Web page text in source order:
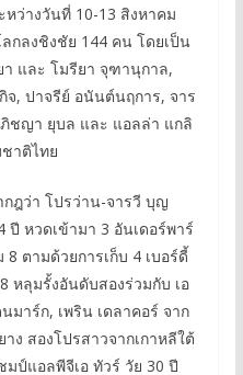
ว่างวันที่ 10-13 สิงหาคม
กลงชิงชัย 144 คน โดยเป็น
า และ โมรียา จุฑานุกาล,
, ปาจรีย์ อนันต์นฤการ, จาร
ชญา ยุบล และ แอลล่า แกลิ
าติไทย
ฎว่า โปรว่าน-จารวี บุญ
ปี หวดเข้ามา 3 อันเดอร์พาร์
8 ตามด้วยการเก็บ 4 เบอร์ดี้
หลุมรั้งอันดับสองร่วมกับ เอ
มาร์ก, เพริน เดลาคอร์ จาก
ง สองโปรสาวจากเกาหลีใต้
มป์แอลพีจีเอ ทัวร์ วัย 30 ปี